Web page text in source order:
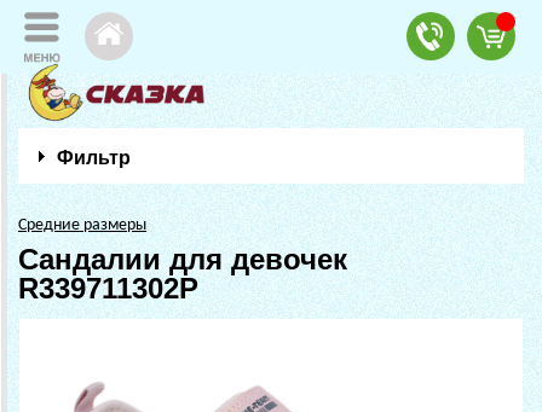
Фильтр
Средние размеры
Сандалии для девочек
R339711302P